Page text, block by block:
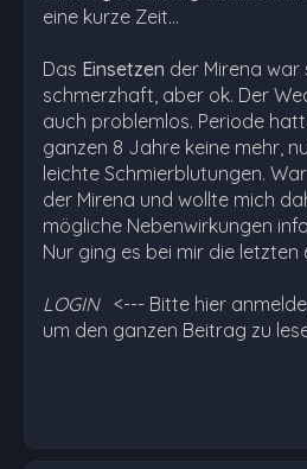
eine kurze Zeit...
Das Einsetzen der Mirena war
schmerzhaft, aber ok. Der
auch problemlos. Periode
ganzen 8 Jahre keine mehr,
leichte Schmierblutungen.
der Mirena und wollte mich
mögliche Nebenwirkungen
Nur ging es bei mir die letzten
LOGIN <--- Bitte hier
um den ganzen Beitrag zu